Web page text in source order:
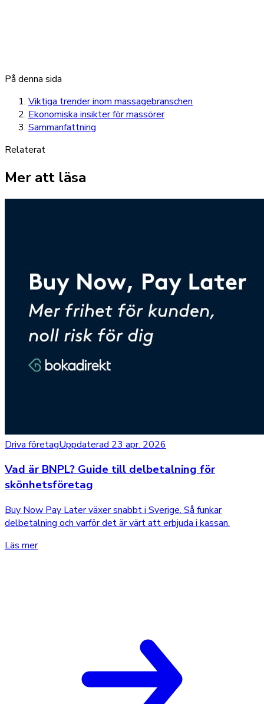
På denna sida
Viktiga trender inom massagebranschen
Ekonomiska insikter för massörer
Sammanfattning
Relaterat
Mer att läsa
Driva företagUppdaterad 23 apr. 2026
Vad är BNPL? Guide till delbetalning för
skönhetsföretag
Buy Now Pay Later växer snabbt i Sverige. Så funkar
delbetalning och varför det är värt att erbjuda i kassan.
Läs mer